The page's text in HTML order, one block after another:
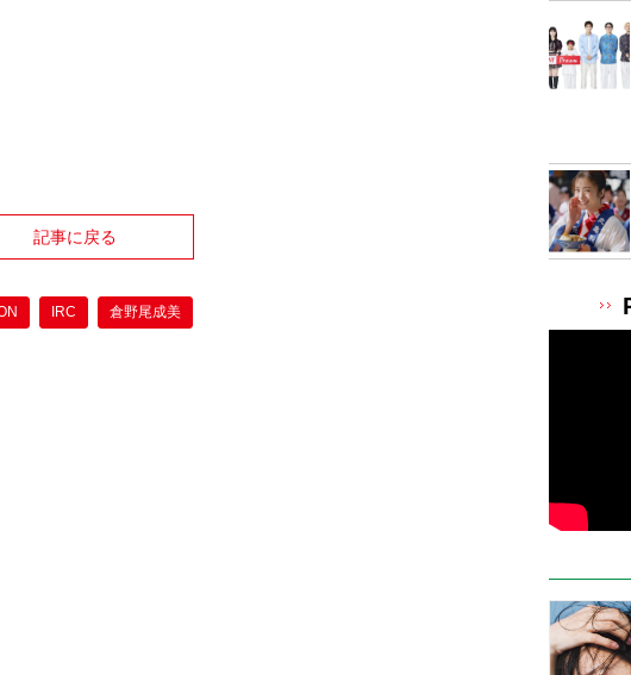
記事に戻る
IRC 倉野尾成美